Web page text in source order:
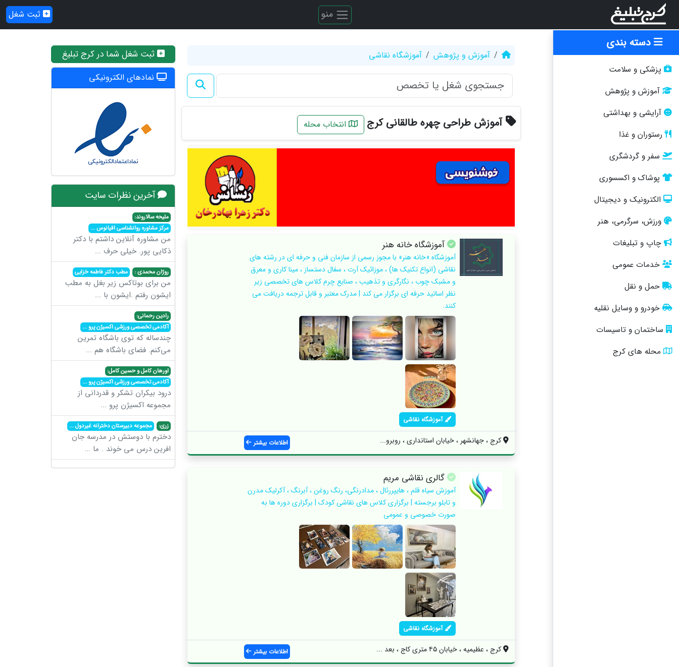
منو ثبت شغل
دسته بندی
پزشکی و سلامت
آموزش و پژوهش
آرایشی و بهداشتی
رستوران و غذا
سفر و گردشگری
پوشاک و اکسسوری
الکترونیک و دیجیتال
ورزش، سرگرمی، هنر
چاپ و تبلیغات
خدمات عمومی
حمل و نقل
خودرو و وسایل نقلیه
ساختمان و تاسیسات
محله های کرج
آموزش و پژوهش آموزشگاه نقاشی
آموزش طراحی چهره طالقانی کرج انتخاب محله
آموزشگاه خانه هنر
آموزشگاه «خانه هنر» با مجوز رسمی از سازمان فنی و حرفه ای در رشته های
نقاشی (انواع تکنیک ها) ، موزائیک آرت ، سفال دستساز ، مینا کاری و معرق
و مشبک چوب ، نگارگری و تذهیب ، صنایع چرم کلاس های تخصصی زیر
نظر اساتید حرفه ای برگزار می کند | مدرک معتبر و قابل ترجمه دریافت می
کنند.
آموزشگاه نقاشی
کرج ، جهانشهر ، خیابان استانداری ، روبرو... اطلاعات بیشتر
گالری نقاشی مریم
آموزش سیاه قلم ، هایپررئال ، مدادرنگی، رنگ روغن ، آبرنگ ، آکرلیک مدرن
و تابلو برجسته | برگزاری کلاس های نقاشی کودک | برگزاری دوره ها به
صورت خصوصی و عمومی
آموزشگاه نقاشی
کرج ، عظیمیه ، خیابان ۴۵ متری کاج ، بعد ... اطلاعات بیشتر
ثبت شغل شما در کرج تبلیغ
نمادهای الکترونیکی
آخرین نظرات سایت
ملیحه سالاروند:
مرکز مشاوره روانشناسی اقیانوس...
من مشاوره آنلاین داشتم با دکتر
ذکایی پور. خیلی حرف ...
روژان محمدی : مطب دکتر فاطمه خزایی
من برای بوتاکس زیر بغل به مطب
ایشون رفتم .ایشون با ...
رادین رحمانی:
آکادمی تخصصی ورزشی اکسیژن پرو...
چندساله که توی باشگاه تمرین
می‌کنم. فضای باشگاه هم ...
اورهان کامل و حسین کامل:
آکادمی تخصصی ورزشی اکسیژن پرو...
درود بیکران تشکر و قدردانی از
مجموعه اکسیژن پرو ...
زری: مجموعه دبیرستان دخترانه غیردول...
دخترم با دوستش در مدرسه جان
افرین درس می خوند . ما ...